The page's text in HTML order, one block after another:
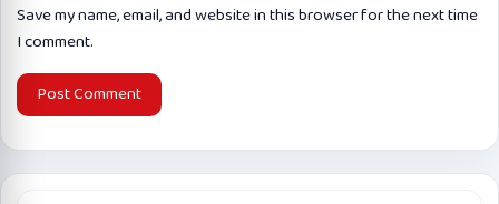
Save my name, email, and website in this browser for the next time
I comment.